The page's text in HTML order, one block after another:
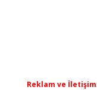
Reklam ve